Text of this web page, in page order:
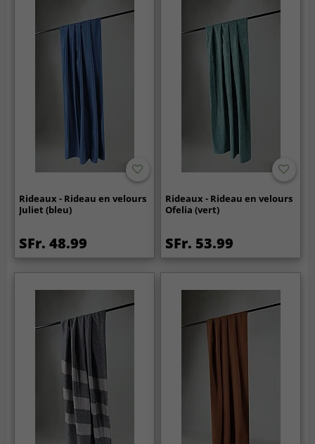
Rideaux - Rideau en velours
Juliet (bleu)
SFr. 48.99
Rideaux - Rideau en velours
Ofelia (vert)
SFr. 53.99